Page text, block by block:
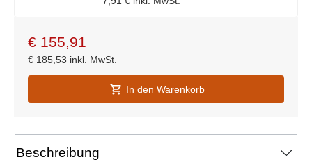
€ 155,91
€ 185,53 inkl. MwSt.
In den Warenkorb
Beschreibung